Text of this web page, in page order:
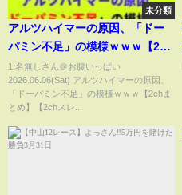
未分類
アルツハイマーの原因、「ドー
パミン不足」の模様ｗｗｗ【2ch
まとめ】【2chスレ】【5chス
レ】
1:名無しさん＠お腹いっぱい
2026.06.06(Sat) アルツハイマーの原因、
「ドーパミン不足」の模様ｗｗｗ【2chま
とめ】【2chスレ...